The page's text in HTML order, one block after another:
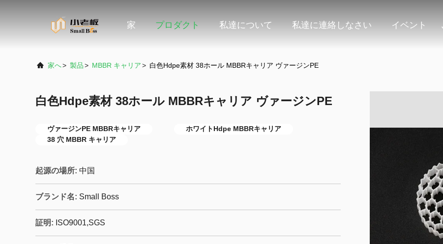
家 プロダクト 私達について 私達に連絡しなさい イベント
家へ> 製品> MBBR キャリア> 白色Hdpe素材 38ホール MBBRキャリア ヴァージンPE
白色Hdpe素材 38ホール MBBRキャリア ヴァージンPE
ヴァージンPE MBBRキャリア
ホワイトHdpe MBBRキャリア
38 穴 MBBR キャリア
起源の場所: 中国
ブランド名: Small Boss
証明: ISO9001,SGS